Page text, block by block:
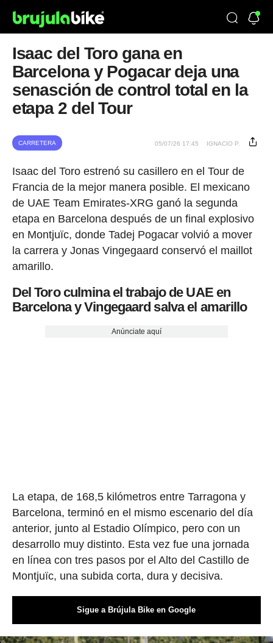
Isaac del Toro gana en
Barcelona y Pogacar deja una
senasción de control total en la
etapa 2 del Tour
CARRETERA 05/07/26 17:45 IGNACIO P.
Isaac del Toro estrenó su casillero en el Tour de
Francia de la mejor manera posible. El mexicano
de UAE Team Emirates-XRG ganó la segunda
etapa en Barcelona después de un final explosivo
en Montjuïc, donde Tadej Pogacar volvió a mover
la carrera y Jonas Vingegaard conservó el maillot
amarillo.
Del Toro culmina el trabajo de UAE en
Barcelona y Vingegaard salva el amarillo
Anúnciate aquí
La etapa, de 168,5 kilómetros entre Tarragona y
Barcelona, terminó en el mismo escenario del día
anterior, junto al Estadio Olímpico, pero con un
desarrollo muy distinto. Esta vez fue una jornada
en línea con tres pasos por el Alto del Castillo de
Montjuïc, una subida corta, dura y decisiva.
Sigue a Brújula Bike en Google